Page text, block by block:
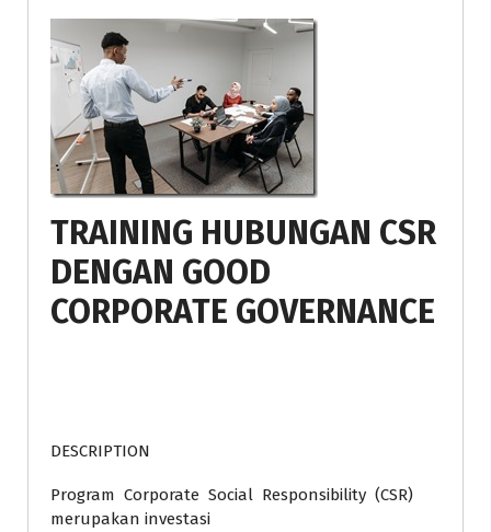
TRAINING HUBUNGAN CSR
DENGAN GOOD
CORPORATE GOVERNANCE
DESCRIPTION
Program Corporate Social Responsibility (CSR)
merupakan investasi